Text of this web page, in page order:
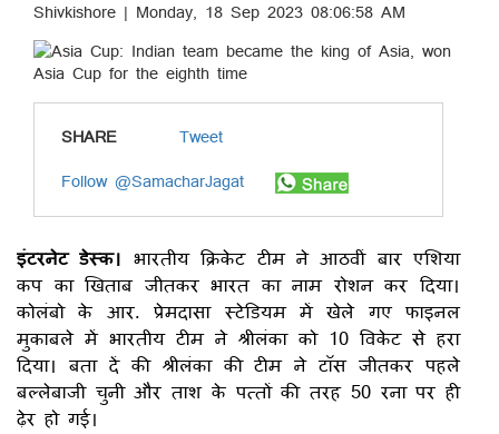
Shivkishore | Monday, 18 Sep 2023 08:06:58 AM
SHARE
Tweet
Follow @SamacharJagat
इंटरनेट डेस्क। भारतीय क्रिकेट टीम ने आठवीं बार एशिया
कप का खिताब जीतकर भारत का नाम रोशन कर दिया।
कोलंबो के आर. प्रेमदासा स्टेडियम में खेले गए फाइनल
मुकाबले में भारतीय टीम ने श्रीलंका को 10 विकेट से हरा
दिया। बता दें की श्रीलंका की टीम ने टॉस जीतकर पहले
बल्लेबाजी चुनी और ताश के पत्तों की तरह 50 रना पर ही
ढ़ेर हो गई।